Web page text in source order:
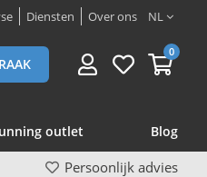
Diensten Over ons NL
0
outlet Blog
Persoonlijk advies